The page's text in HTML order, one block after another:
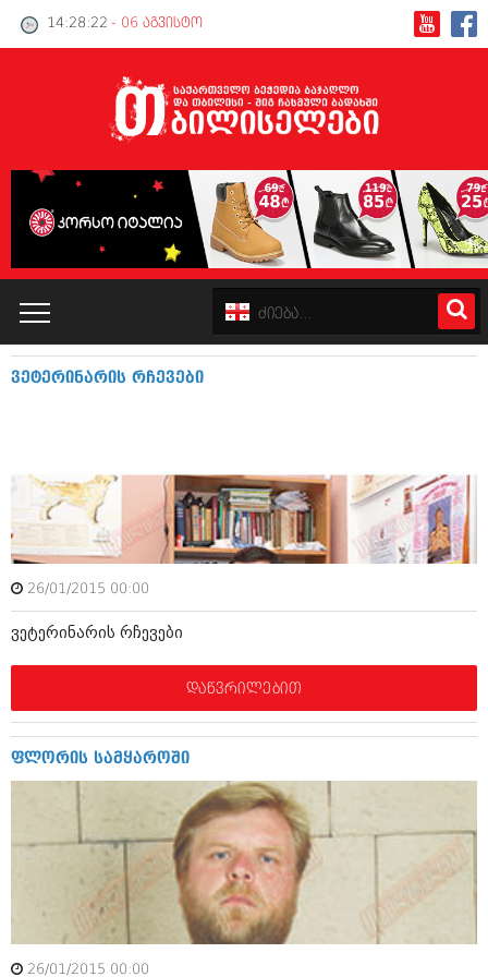
14:28:22 - 06 აგვისტო
პოლიტიკა
ინტერვიუები
საზოგადოება
მოდი, ვილაპარაკოთ
მოდა + დიზაინი
რელიგია
მედიცინა
სპორტი
კატალოგი
ინტერვიუები
ამბები
საზოგადოება
მოდი, ვილაპარაკოთ
მედიცინა
სპორტი
კადრს მიღმა
კულინარია
ავტორჩევები
ბელადები
ვეტერინარის რჩევები
26/01/2015 00:00
ვეტერინარის რჩევები
დაწვრილებით
ფლორის სამყაროში
26/01/2015 00:00